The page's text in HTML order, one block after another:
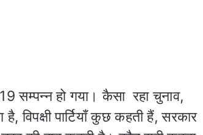
सम्पन्न हो गया। कैसा रहा चुनाव,
विपक्षी पार्टियाँ कुछ कहती हैं, सरकार